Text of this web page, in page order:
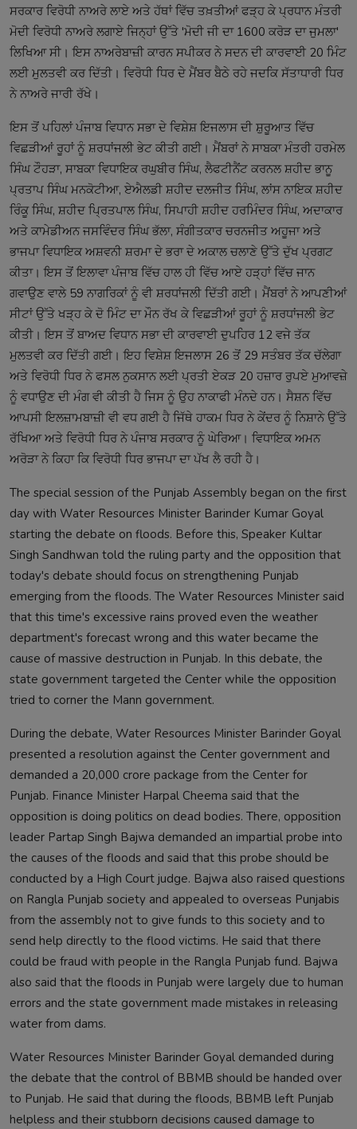
ਸਰਕਾਰ ਵਿਰੋਧੀ ਨਾਅਰੇ ਲਾਏ ਅਤੇ ਹੱਥਾਂ ਵਿੱਚ ਤਖ਼ਤੀਆਂ ਫੜ੍ਹ ਕੇ ਪ੍ਰਧਾਨ ਮੰਤਰੀ
ਮੋਦੀ ਵਿਰੋਧੀ ਨਾਅਰੇ ਲਗਾਏ ਜਿਨ੍ਹਾਂ ਉੱਤੇ 'ਮੋਦੀ ਜੀ ਦਾ 1600 ਕਰੋੜ ਦਾ ਜੁਮਲਾ'
ਲਿਖਿਆ ਸੀ। ਇਸ ਨਾਅਰੇਬਾਜ਼ੀ ਕਾਰਨ ਸਪੀਕਰ ਨੇ ਸਦਨ ਦੀ ਕਾਰਵਾਈ 20 ਮਿੰਟ
ਲਈ ਮੁਲਤਵੀ ਕਰ ਦਿੱਤੀ। ਵਿਰੋਧੀ ਧਿਰ ਦੇ ਮੈਂਬਰ ਬੈਠੇ ਰਹੇ ਜਦਕਿ ਸੱਤਾਧਾਰੀ ਧਿਰ
ਨੇ ਨਾਅਰੇ ਜਾਰੀ ਰੱਖੇ।
ਇਸ ਤੋਂ ਪਹਿਲਾਂ ਪੰਜਾਬ ਵਿਧਾਨ ਸਭਾ ਦੇ ਵਿਸ਼ੇਸ਼ ਇਜਲਾਸ ਦੀ ਸ਼ੁਰੂਆਤ ਵਿੱਚ
ਵਿਛੜੀਆਂ ਰੂਹਾਂ ਨੂੰ ਸ਼ਰਧਾਂਜਲੀ ਭੇਟ ਕੀਤੀ ਗਈ। ਮੈਂਬਰਾਂ ਨੇ ਸਾਬਕਾ ਮੰਤਰੀ ਹਰਮੇਲ
ਸਿੰਘ ਟੌਹੜਾ, ਸਾਬਕਾ ਵਿਧਾਇਕ ਰਘੁਬੀਰ ਸਿੰਘ, ਲੈਫਟੀਨੈਂਟ ਕਰਨਲ ਸ਼ਹੀਦ ਭਾਨੂ
ਪ੍ਰਤਾਪ ਸਿੰਘ ਮਨਕੋਟੀਆ, ਏਐਲਡੀ ਸ਼ਹੀਦ ਦਲਜੀਤ ਸਿੰਘ, ਲਾਂਸ ਨਾਇਕ ਸ਼ਹੀਦ
ਰਿੰਕੂ ਸਿੰਘ, ਸ਼ਹੀਦ ਪ੍ਰਿਤਪਾਲ ਸਿੰਘ, ਸਿਪਾਹੀ ਸ਼ਹੀਦ ਹਰਮਿੰਦਰ ਸਿੰਘ, ਅਦਾਕਾਰ
ਅਤੇ ਕਾਮੇਡੀਅਨ ਜਸਵਿੰਦਰ ਸਿੰਘ ਭੱਲਾ, ਸੰਗੀਤਕਾਰ ਚਰਨਜੀਤ ਅਹੂਜਾ ਅਤੇ
ਭਾਜਪਾ ਵਿਧਾਇਕ ਅਸ਼ਵਨੀ ਸ਼ਰਮਾ ਦੇ ਭਰਾ ਦੇ ਅਕਾਲ ਚਲਾਣੇ ਉੱਤੇ ਦੁੱਖ ਪ੍ਰਗਟ
ਕੀਤਾ। ਇਸ ਤੋਂ ਇਲਾਵਾ ਪੰਜਾਬ ਵਿੱਚ ਹਾਲ ਹੀ ਵਿੱਚ ਆਏ ਹੜ੍ਹਾਂ ਵਿੱਚ ਜਾਨ
ਗਵਾਉਣ ਵਾਲੇ 59 ਨਾਗਰਿਕਾਂ ਨੂੰ ਵੀ ਸ਼ਰਧਾਂਜਲੀ ਦਿੱਤੀ ਗਈ। ਮੈਂਬਰਾਂ ਨੇ ਆਪਣੀਆਂ
ਸੀਟਾਂ ਉੱਤੇ ਖੜ੍ਹ ਕੇ ਦੋ ਮਿੰਟ ਦਾ ਮੌਨ ਰੱਖ ਕੇ ਵਿਛੜੀਆਂ ਰੂਹਾਂ ਨੂੰ ਸ਼ਰਧਾਂਜਲੀ ਭੇਟ
ਕੀਤੀ। ਇਸ ਤੋਂ ਬਾਅਦ ਵਿਧਾਨ ਸਭਾ ਦੀ ਕਾਰਵਾਈ ਦੁਪਹਿਰ 12 ਵਜੇ ਤੱਕ
ਮੁਲਤਵੀ ਕਰ ਦਿੱਤੀ ਗਈ। ਇਹ ਵਿਸ਼ੇਸ਼ ਇਜਲਾਸ 26 ਤੋਂ 29 ਸਤੰਬਰ ਤੱਕ ਚੱਲੇਗਾ
ਅਤੇ ਵਿਰੋਧੀ ਧਿਰ ਨੇ ਫਸਲ ਨੁਕਸਾਨ ਲਈ ਪ੍ਰਤੀ ਏਕੜ 20 ਹਜ਼ਾਰ ਰੁਪਏ ਮੁਆਵਜ਼ੇ
ਨੂੰ ਵਧਾਉਣ ਦੀ ਮੰਗ ਵੀ ਕੀਤੀ ਹੈ ਜਿਸ ਨੂੰ ਉਹ ਨਾਕਾਫੀ ਮੰਨਦੇ ਹਨ। ਸੈਸ਼ਨ ਵਿੱਚ
ਆਪਸੀ ਇਲਜ਼ਾਮਬਾਜ਼ੀ ਵੀ ਵਧ ਗਈ ਹੈ ਜਿੱਥੇ ਹਾਕਮ ਧਿਰ ਨੇ ਕੇਂਦਰ ਨੂੰ ਨਿਸ਼ਾਨੇ ਉੱਤੇ
ਰੱਖਿਆ ਅਤੇ ਵਿਰੋਧੀ ਧਿਰ ਨੇ ਪੰਜਾਬ ਸਰਕਾਰ ਨੂੰ ਘੇਰਿਆ। ਵਿਧਾਇਕ ਅਮਨ
ਅਰੋੜਾ ਨੇ ਕਿਹਾ ਕਿ ਵਿਰੋਧੀ ਧਿਰ ਭਾਜਪਾ ਦਾ ਪੱਖ ਲੈ ਰਹੀ ਹੈ।
The special session of the Punjab Assembly began on the first
day with Water Resources Minister Barinder Kumar Goyal
starting the debate on floods. Before this, Speaker Kultar
Singh Sandhwan told the ruling party and the opposition that
today's debate should focus on strengthening Punjab
emerging from the floods. The Water Resources Minister said
that this time's excessive rains proved even the weather
department's forecast wrong and this water became the
cause of massive destruction in Punjab. In this debate, the
state government targeted the Center while the opposition
tried to corner the Mann government.
During the debate, Water Resources Minister Barinder Goyal
presented a resolution against the Center government and
demanded a 20,000 crore package from the Center for
Punjab. Finance Minister Harpal Cheema said that the
opposition is doing politics on dead bodies. There, opposition
leader Partap Singh Bajwa demanded an impartial probe into
the causes of the floods and said that this probe should be
conducted by a High Court judge. Bajwa also raised questions
on Rangla Punjab society and appealed to overseas Punjabis
from the assembly not to give funds to this society and to
send help directly to the flood victims. He said that there
could be fraud with people in the Rangla Punjab fund. Bajwa
also said that the floods in Punjab were largely due to human
errors and the state government made mistakes in releasing
water from dams.
Water Resources Minister Barinder Goyal demanded during
the debate that the control of BBMB should be handed over
to Punjab. He said that during the floods, BBMB left Punjab
helpless and their stubborn decisions caused damage to